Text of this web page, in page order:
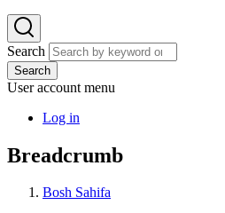
Search
Search
User account menu
Log in
Breadcrumb
Bosh Sahifa